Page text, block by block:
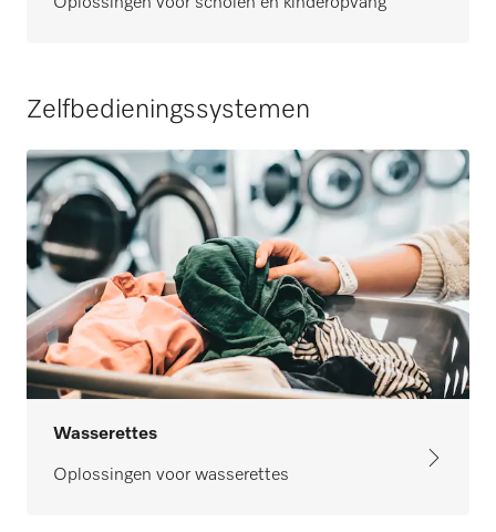
Zelfbedieningssystemen
Wasserettes
Oplossingen voor wasserettes